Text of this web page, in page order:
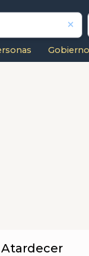
Gobierno
Atardecer